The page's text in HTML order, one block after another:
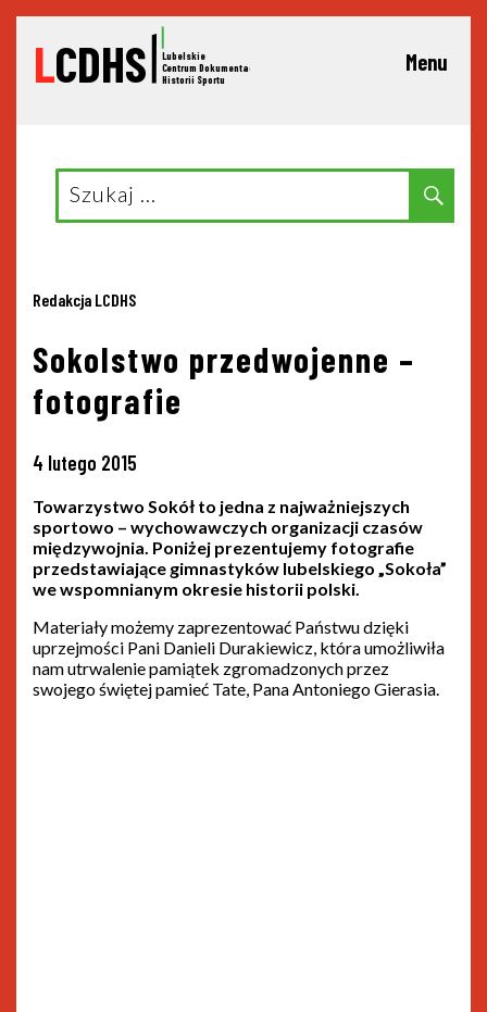
LCDHS Lubelskie
Centrum Dokumentacji
Historii Sportu
Menu
Search
for:
Redakcja LCDHS
Sokolstwo przedwojenne –
fotografie
4 lutego 2015
Towarzystwo Sokół to jedna z najważniejszych
sportowo – wychowawczych organizacji czasów
międzywojnia. Poniżej prezentujemy fotografie
przedstawiające gimnastyków lubelskiego „Sokoła”
we wspomnianym okresie historii polski.
Materiały możemy zaprezentować Państwu dzięki
uprzejmości Pani Danieli Durakiewicz, która umożliwiła
nam utrwalenie pamiątek zgromadzonych przez
swojego świętej pamieć Tate, Pana Antoniego Gierasia.